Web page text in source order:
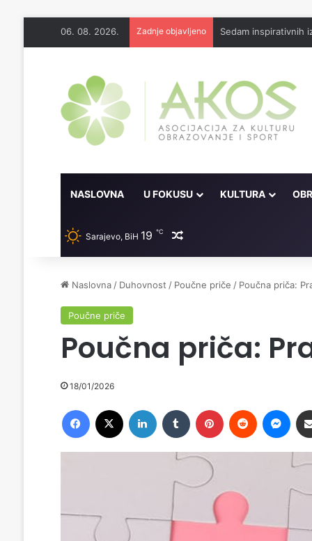
06. 08. 2026. Zadnje objavljeno Sedam inspirativnih
NASLOVNA U FOKUSU KULTURA
Sarajevo, BiH 19 ℃ Random članak
Naslovna / Duhovnost / Poučne priče / Poučna priča:
Poučne priče
Poučna priča:
18/01/2026